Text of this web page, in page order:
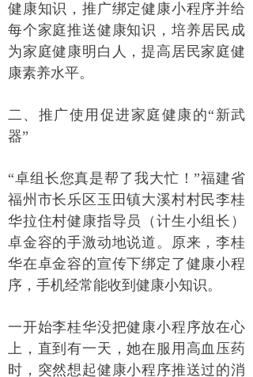
健康知识，推广绑定健康小程序并给
每个家庭推送健康知识，培养居民成
为家庭健康明白人，提高居民家庭健
康素养水平。
二、推广使用促进家庭健康的“新武
器”
“卓组长您真是帮了我大忙！”福建省
福州市长乐区玉田镇大溪村村民李桂
华拉住村健康指导员（计生小组长）
卓金容的手激动地说道。原来，李桂
华在卓金容的宣传下绑定了健康小程
序，手机经常能收到健康小知识。
一开始李桂华没把健康小程序放在心
上，直到有一天，她在服用高血压药
时，突然想起健康小程序推送过的消